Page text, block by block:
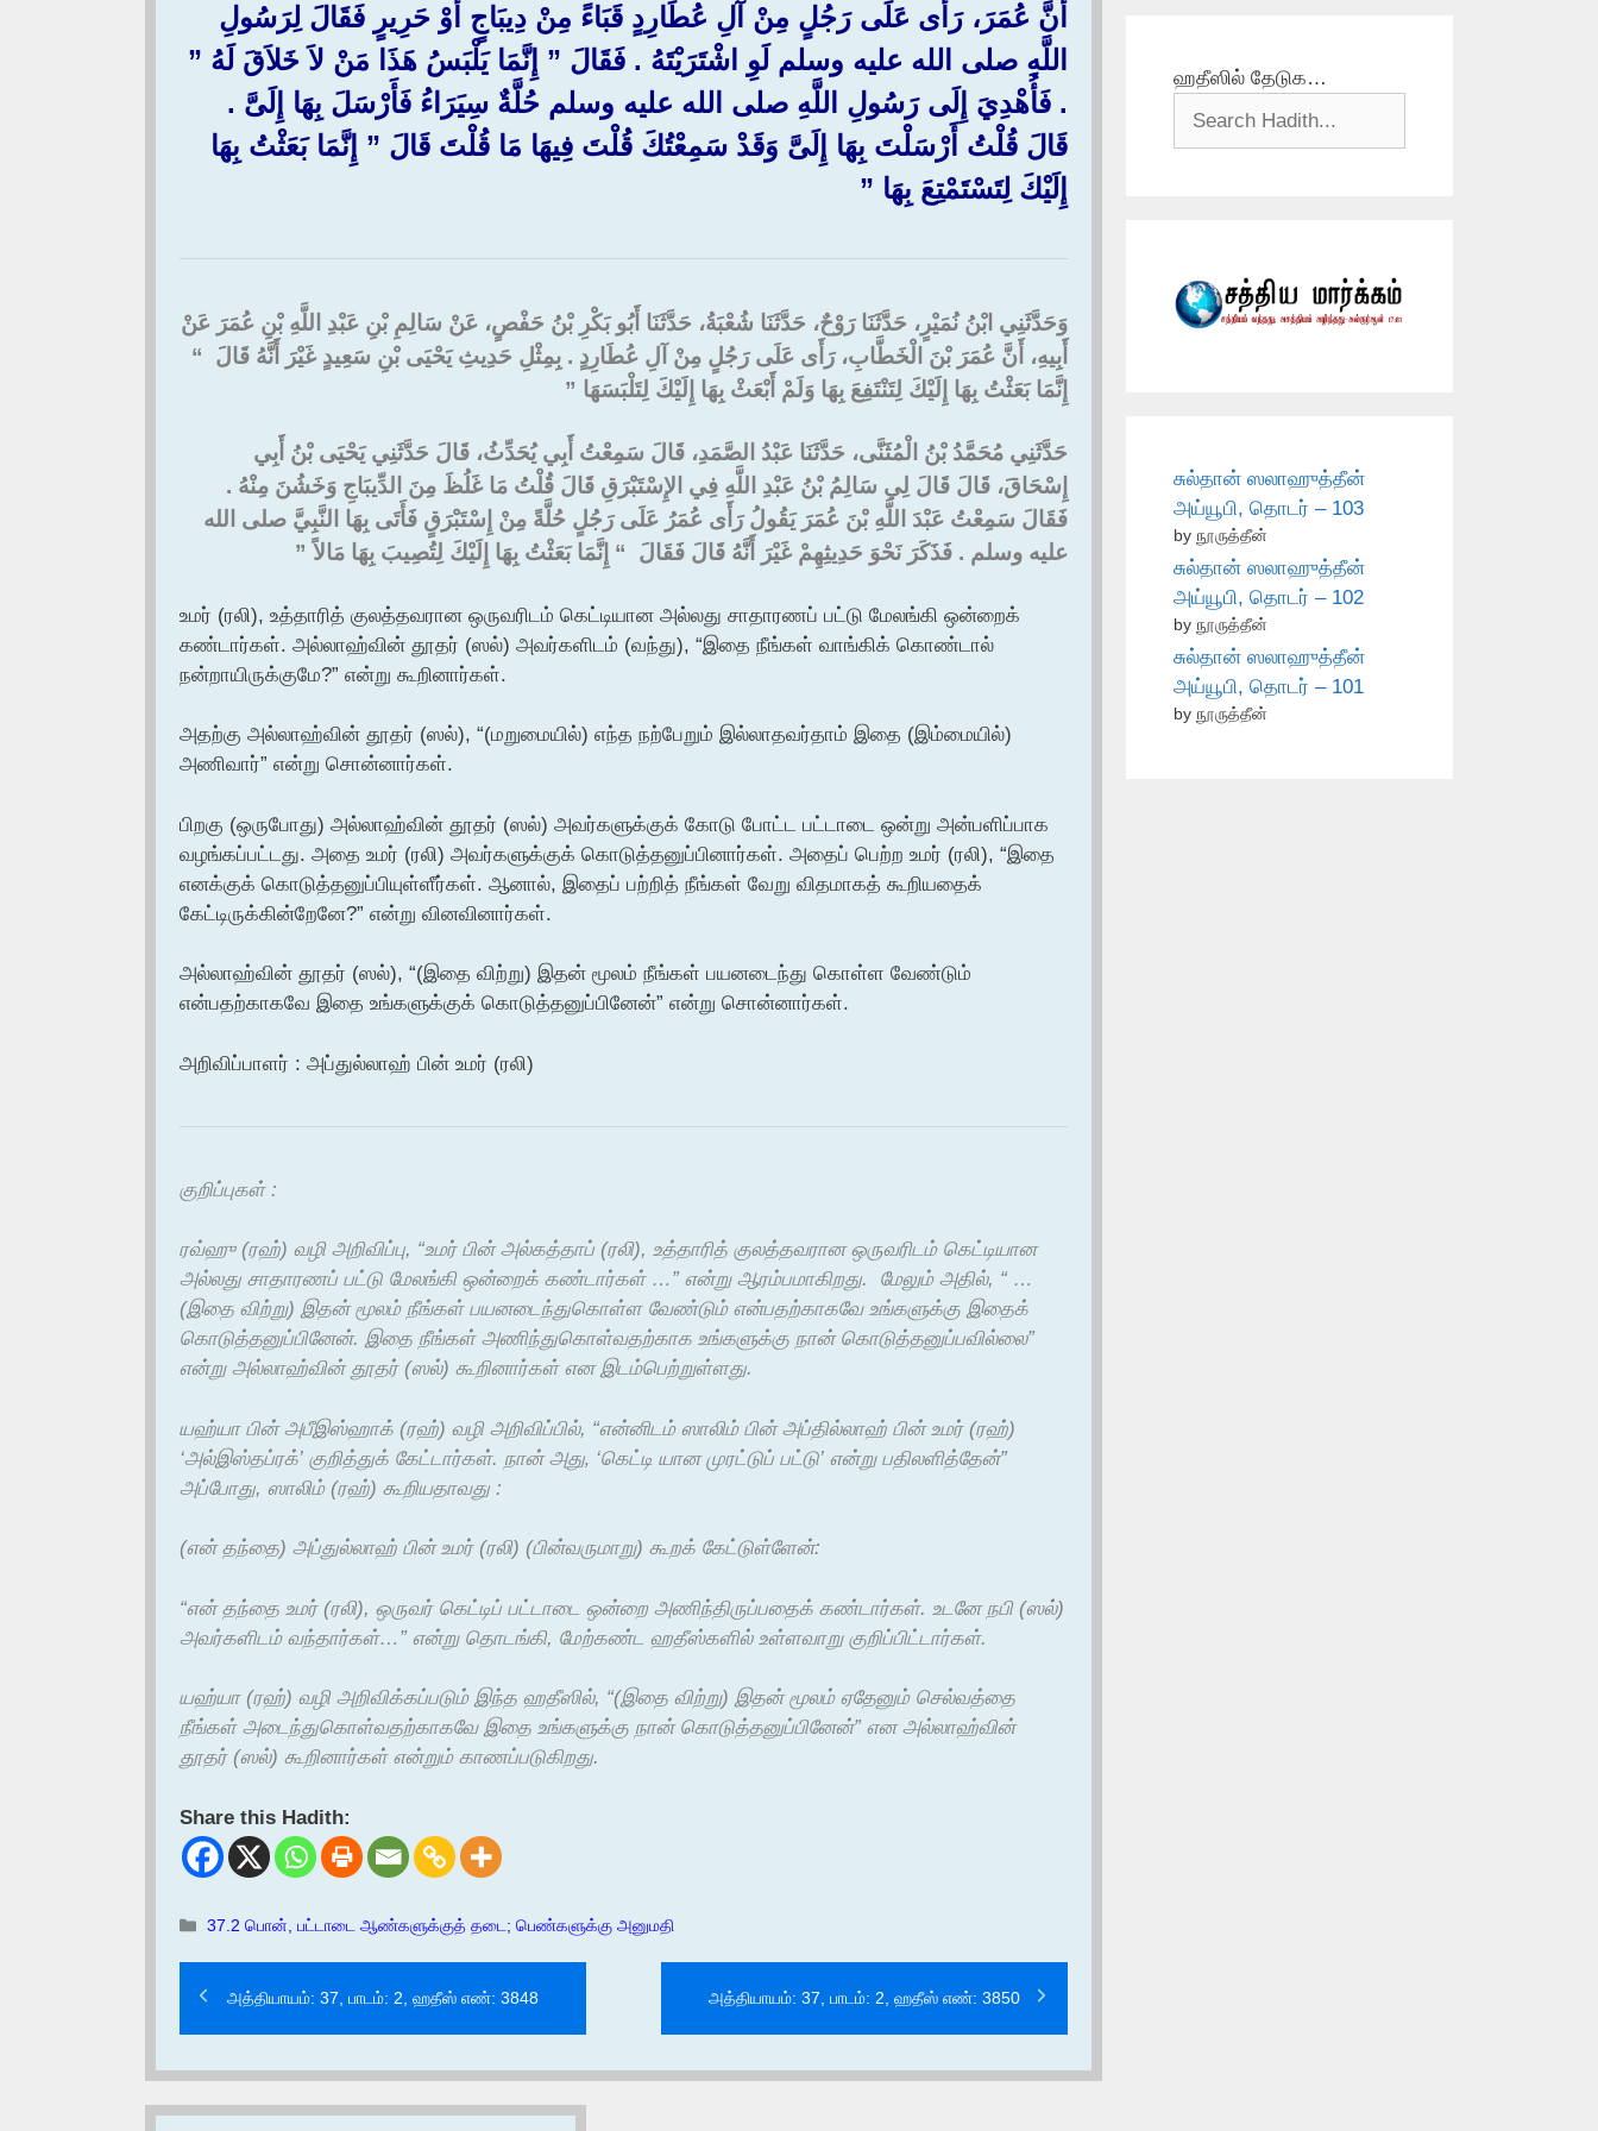
أَنَّ عُمَرَ، رَأَى عَلَى رَجُلٍ مِنْ آلِ عُطَارِدٍ قَبَاءً مِنْ دِيبَاجٍ أَوْ حَرِيرٍ فَقَالَ لِرَسُولِ
اللَّهِ صلى الله عليه وسلم لَوِ اشْتَرَيْتَهُ ‏.‏ فَقَالَ ‏”‏ إِنَّمَا يَلْبَسُ هَذَا مَنْ لاَ خَلاَقَ لَهُ ‏”‏
‏.‏ فَأُهْدِيَ إِلَى رَسُولِ اللَّهِ صلى الله عليه وسلم حُلَّةٌ سِيَرَاءُ فَأَرْسَلَ بِهَا إِلَىَّ ‏.‏
قَالَ قُلْتُ أَرْسَلْتَ بِهَا إِلَىَّ وَقَدْ سَمِعْتُكَ قُلْتَ فِيهَا مَا قُلْتَ قَالَ ‏”‏ إِنَّمَا بَعَثْتُ بِهَا
إِلَيْكَ لِتَسْتَمْتِعَ بِهَا ‏”‏ ‏
وَحَدَّثَنِي ابْنُ نُمَيْرٍ، حَدَّثَنَا رَوْحٌ، حَدَّثَنَا شُعْبَةُ، حَدَّثَنَا أَبُو بَكْرِ بْنُ حَفْصٍ، عَنْ سَالِمِ بْنِ عَبْدِ اللَّهِ بْنِ عُمَرَ عَنْ
أَبِيهِ، أَنَّ عُمَرَ بْنَ الْخَطَّابِ، رَأَى عَلَى رَجُلٍ مِنْ آلِ عُطَارِدٍ ‏.‏ بِمِثْلِ حَدِيثِ يَحْيَى بْنِ سَعِيدٍ غَيْرَ أَنَّهُ قَالَ ‏ “‏
إِنَّمَا بَعَثْتُ بِهَا إِلَيْكَ لِتَنْتَفِعَ بِهَا وَلَمْ أَبْعَثْ بِهَا إِلَيْكَ لِتَلْبَسَهَا ‏”‏ ‏
حَدَّثَنِي مُحَمَّدُ بْنُ الْمُثَنَّى، حَدَّثَنَا عَبْدُ الصَّمَدِ، قَالَ سَمِعْتُ أَبِي يُحَدِّثُ، قَالَ حَدَّثَنِي يَحْيَى بْنُ أَبِي
إِسْحَاقَ، قَالَ قَالَ لِي سَالِمُ بْنُ عَبْدِ اللَّهِ فِي الإِسْتَبْرَقِ قَالَ قُلْتُ مَا غَلُظَ مِنَ الدِّيبَاجِ وَخَشُنَ مِنْهُ ‏.‏
فَقَالَ سَمِعْتُ عَبْدَ اللَّهِ بْنَ عُمَرَ يَقُولُ رَأَى عُمَرُ عَلَى رَجُلٍ حُلَّةً مِنْ إِسْتَبْرَقٍ فَأَتَى بِهَا النَّبِيَّ صلى الله
عليه وسلم ‏.‏ فَذَكَرَ نَحْوَ حَدِيثِهِمْ غَيْرَ أَنَّهُ قَالَ فَقَالَ ‏ “‏ إِنَّمَا بَعَثْتُ بِهَا إِلَيْكَ لِتُصِيبَ بِهَا مَالاً ‏”‏
உமர் (ரலி), உத்தாரித் குலத்தவரான ஒருவரிடம் கெட்டியான அல்லது சாதாரணப் பட்டு மேலங்கி ஒன்றைக்
கண்டார்கள். அல்லாஹ்வின் தூதர் (ஸல்) அவர்களிடம் (வந்து), “இதை நீங்கள் வாங்கிக் கொண்டால்
நன்றாயிருக்குமே?” என்று கூறினார்கள்.
அதற்கு அல்லாஹ்வின் தூதர் (ஸல்), “(மறுமையில்) எந்த நற்பேறும் இல்லாதவர்தாம் இதை (இம்மையில்)
அணிவார்” என்று சொன்னார்கள்.
பிறகு (ஒருபோது) அல்லாஹ்வின் தூதர் (ஸல்) அவர்களுக்குக் கோடு போட்ட பட்டாடை ஒன்று அன்பளிப்பாக
வழங்கப்பட்டது. அதை உமர் (ரலி) அவர்களுக்குக் கொடுத்தனுப்பினார்கள். அதைப் பெற்ற உமர் (ரலி), “இதை
எனக்குக் கொடுத்தனுப்பியுள்ளீர்கள். ஆனால், இதைப் பற்றித் நீங்கள் வேறு விதமாகத் கூறியதைக்
கேட்டிருக்கின்றேனே?” என்று வினவினார்கள்.
அல்லாஹ்வின் தூதர் (ஸல்), “(இதை விற்று) இதன் மூலம் நீங்கள் பயனடைந்து கொள்ள வேண்டும்
என்பதற்காகவே இதை உங்களுக்குக் கொடுத்தனுப்பினேன்” என்று சொன்னார்கள்.
அறிவிப்பாளர் : அப்துல்லாஹ் பின் உமர் (ரலி)
குறிப்புகள் :
ரவ்ஹு (ரஹ்) வழி அறிவிப்பு, “உமர் பின் அல்கத்தாப் (ரலி), உத்தாரித் குலத்தவரான ஒருவரிடம் கெட்டியான
அல்லது சாதாரணப் பட்டு மேலங்கி ஒன்றைக் கண்டார்கள் …” என்று ஆரம்பமாகிறது. மேலும் அதில், “ …
(இதை விற்று) இதன் மூலம் நீங்கள் பயனடைந்துகொள்ள வேண்டும் என்பதற்காகவே உங்களுக்கு இதைக்
கொடுத்தனுப்பினேன். இதை நீங்கள் அணிந்துகொள்வதற்காக உங்களுக்கு நான் கொடுத்தனுப்பவில்லை”
என்று அல்லாஹ்வின் தூதர் (ஸல்) கூறினார்கள் என இடம்பெற்றுள்ளது.
யஹ்யா பின் அபீஇஸ்ஹாக் (ரஹ்) வழி அறிவிப்பில், “என்னிடம் ஸாலிம் பின் அப்தில்லாஹ் பின் உமர் (ரஹ்)
‘அல்இஸ்தப்ரக்’ குறித்துக் கேட்டார்கள். நான் அது‚ ‘கெட்டி யான முரட்டுப் பட்டு’ என்று பதிலளித்தேன்”
அப்போது, ஸாலிம் (ரஹ்) கூறியதாவது :
(என் தந்தை) அப்துல்லாஹ் பின் உமர் (ரலி) (பின்வருமாறு) கூறக் கேட்டுள்ளேன்:
“என் தந்தை உமர் (ரலி), ஒருவர் கெட்டிப் பட்டாடை ஒன்றை அணிந்திருப்பதைக் கண்டார்கள். உடனே நபி (ஸல்)
அவர்களிடம் வந்தார்கள்…” என்று தொடங்கி, மேற்கண்ட ஹதீஸ்களில் உள்ளவாறு குறிப்பிட்டார்கள்.
யஹ்யா (ரஹ்) வழி அறிவிக்கப்படும் இந்த ஹதீஸில், “(இதை விற்று) இதன் மூலம் ஏதேனும் செல்வத்தை
நீங்கள் அடைந்துகொள்வதற்காகவே இதை உங்களுக்கு நான் கொடுத்தனுப்பினேன்” என அல்லாஹ்வின்
தூதர் (ஸல்) கூறினார்கள் என்றும் காணப்படுகிறது.
Share this Hadith:
Categories
37.2 பொன், பட்டாடை ஆண்களுக்குத் தடை; பெண்களுக்கு அனுமதி
அத்தியாயம்: 37, பாடம்: 2, ஹதீஸ் எண்: 3848 அத்தியாயம்: 37, பாடம்: 2, ஹதீஸ் எண்: 3850
ஹதீஸில் தேடுக…
சுல்தான் ஸலாஹுத்தீன்
அய்யூபி, தொடர் – 103
by நூருத்தீன்
சுல்தான் ஸலாஹுத்தீன்
அய்யூபி, தொடர் – 102
by நூருத்தீன்
சுல்தான் ஸலாஹுத்தீன்
அய்யூபி, தொடர் – 101
by நூருத்தீன்